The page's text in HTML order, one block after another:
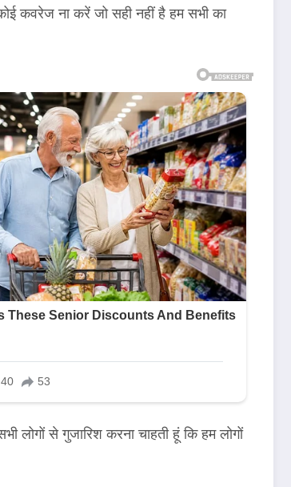
कवरेज ना करें जो सही नहीं है हम सभी का
लोगों से गुजारिश करना चाहती हूं कि हम लोगों